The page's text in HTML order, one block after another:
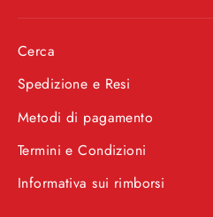
Cerca
Spedizione e Resi
Metodi di pagamento
Termini e Condizioni
Informativa sui rimborsi